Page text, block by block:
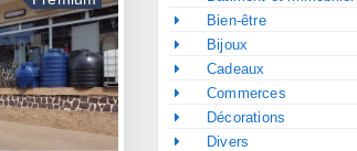
Bien-être
Bijoux
Cadeaux
Commerces
Décorations
Divers